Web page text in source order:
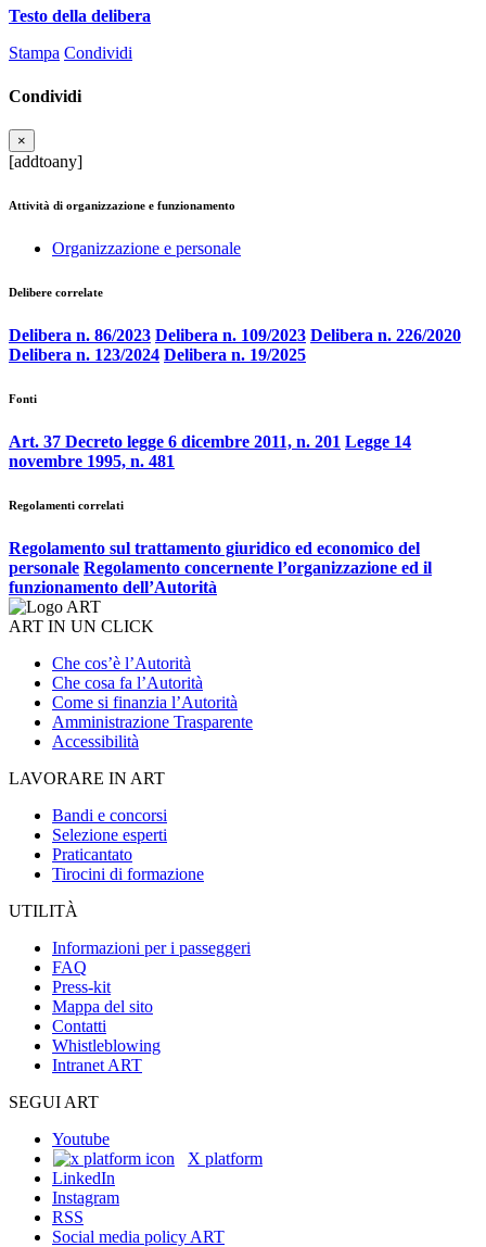
Testo della delibera
Stampa Condividi
Condividi
×
[addtoany]
Attività di organizzazione e funzionamento
Organizzazione e personale
Delibere correlate
Delibera n. 86/2023 Delibera n. 109/2023 Delibera n. 226/2020
Delibera n. 123/2024 Delibera n. 19/2025
Fonti
Art. 37 Decreto legge 6 dicembre 2011, n. 201 Legge 14
novembre 1995, n. 481
Regolamenti correlati
Regolamento sul trattamento giuridico ed economico del
personale Regolamento concernente l’organizzazione ed il
funzionamento dell’Autorità
ART IN UN CLICK
Che cos’è l’Autorità
Che cosa fa l’Autorità
Come si finanzia l’Autorità
Amministrazione Trasparente
Accessibilità
LAVORARE IN ART
Bandi e concorsi
Selezione esperti
Praticantato
Tirocini di formazione
UTILITÀ
Informazioni per i passeggeri
FAQ
Press-kit
Mappa del sito
Contatti
Whistleblowing
Intranet ART
SEGUI ART
Youtube
X platform
LinkedIn
Instagram
RSS
Social media policy ART